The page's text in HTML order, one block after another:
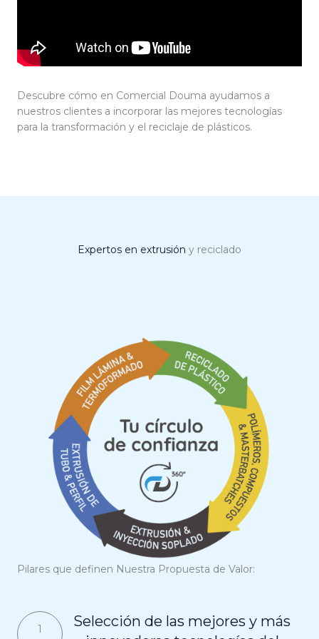
Descubre cómo en Comercial Douma ayudamos a
nuestros clientes a incorporar las mejores tecnologías
para la transformación y el reciclaje de plásticos.
Expertos en extrusión y reciclado
Pilares que definen Nuestra Propuesta de Valor:
1
Selección de las mejores y más